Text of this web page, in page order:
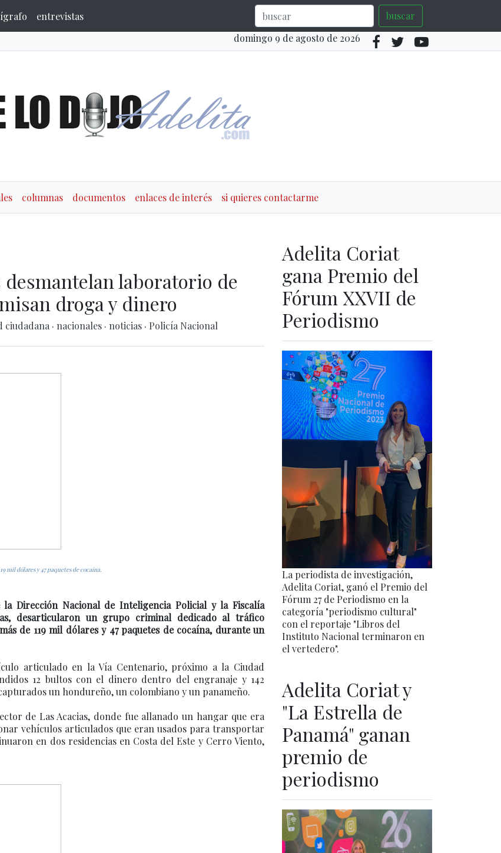
entrevistas
buscar
domingo 9 de agosto de 2026
columnas documentos enlaces de interés si quieres contactarme
desmantelan laboratorio de
droga y dinero
ciudadana · nacionales · noticias · Policía Nacional
mil dólares y 47 paquetes de cocaína.
Dirección Nacional de Inteligencia Policial y la Fiscalía
desarticularon un grupo criminal dedicado al tráfico
de 119 mil dólares y 47 paquetes de cocaína, durante un
articulado en la Vía Centenario, próximo a la Ciudad
12 bultos con el dinero dentro del engranaje y 142
un hondureño, un colombiano y un panameño.
de Las Acacias, donde fue allanado un hangar que era
vehículos articulados que eran usados para transportar
en dos residencias en Costa del Este y Cerro Viento,
Adelita Coriat
gana Premio del
Fórum XXVII de
Periodismo
La periodista de investigación,
Adelita Coriat, ganó el Premio del
Fórum 27 de Periodismo en la
categoría "periodismo cultural"
con el reportaje "Libros del
Instituto Nacional terminaron en
el vertedero".
Adelita Coriat y
"La Estrella de
Panamá" ganan
premio de
periodismo